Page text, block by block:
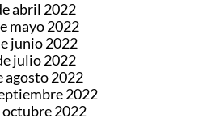
abril 2022
mayo 2022
junio 2022
julio 2022
agosto 2022
2022
octubre 2022